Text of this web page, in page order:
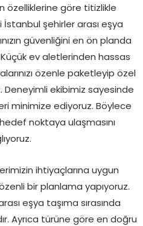
özelliklerine göre titizlikle
İstanbul şehirler arası eşya
güvenliğini en ön planda
ev aletlerinden hassas
özenle paketleyip özel
Deneyimli ekibimiz sayesinde
minimize ediyoruz. Böylece
noktaya ulaşmasını
ihtiyaçlarına uygun
bir planlama yapıyoruz.
eşya taşıma sırasında
Ayrıca türüne göre en doğru